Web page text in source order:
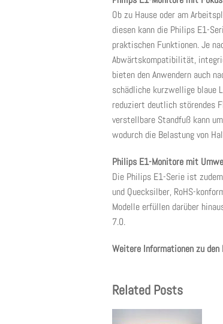
Ob zu Hause oder am
diesen kann die Philips E1-
praktischen Funktionen. Je
Abwärtskompatibilität,
bieten den Anwendern auch
schädliche kurzwellige blaue
reduziert deutlich störendes
verstellbare Standfuß kann
wodurch die Belastung von
Philips E1-Monitore mit
Die Philips E1-Serie ist
und Quecksilber, RoHS-
Modelle erfüllen darüber
7.0.
Weitere Informationen zu den
Related Posts